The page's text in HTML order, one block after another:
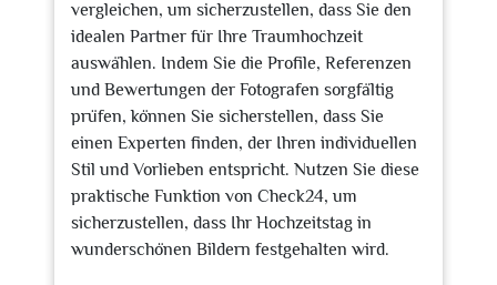
vergleichen, um sicherzustellen, dass Sie den
idealen Partner für Ihre Traumhochzeit
auswählen. Indem Sie die Profile, Referenzen
und Bewertungen der Fotografen sorgfältig
prüfen, können Sie sicherstellen, dass Sie
einen Experten finden, der Ihren individuellen
Stil und Vorlieben entspricht. Nutzen Sie diese
praktische Funktion von Check24, um
sicherzustellen, dass Ihr Hochzeitstag in
wunderschönen Bildern festgehalten wird.